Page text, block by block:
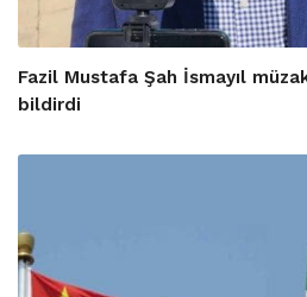
Fazil Mustafa Şah İsmayıl
bildirdi